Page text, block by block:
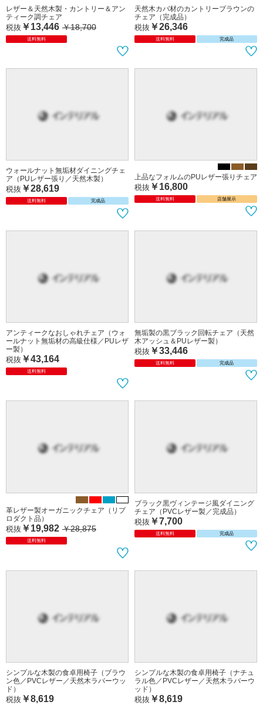
レザー＆天然木製・カントリー＆アン
ティーク調チェア
税抜 ￥13,446 ￥18,700
送料無料
天然木カバ材のカントリーブラウンの
チェア（完成品）
税抜 ￥26,346
送料無料 完成品
ウォールナット無垢材ダイニングチェ
ア（PUレザー張り／天然木製）
税抜 ￥28,619
送料無料 完成品
上品なフォルムのPUレザー張りチェア
税抜 ￥16,800
送料無料 店舗展示
アンティークなおしゃれチェア（ウォ
ールナット無垢材の高級仕様／PUレザ
ー製）
税抜 ￥43,164
送料無料
無垢製の黒ブラック回転チェア（天然
木アッシュ＆PUレザー製）
税抜 ￥33,446
送料無料 完成品
革レザー製オーガニックチェア（リプ
ロダクト品）
税抜 ￥19,982 ￥28,875
送料無料
ブラック黒ヴィンテージ風ダイニング
チェア（PVCレザー製／完成品）
税抜 ￥7,700
送料無料 完成品
シンプルな木製の食卓用椅子（ブラウ
ン色／PVCレザー／天然木ラバーウッ
ド）
税抜 ￥8,619
シンプルな木製の食卓用椅子（ナチュ
ラル色／PVCレザー／天然木ラバーウ
ッド）
税抜 ￥8,619